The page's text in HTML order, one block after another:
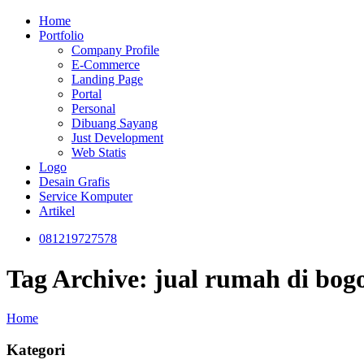
Home
Portfolio
Company Profile
E-Commerce
Landing Page
Portal
Personal
Dibuang Sayang
Just Development
Web Statis
Logo
Desain Grafis
Service Komputer
Artikel
081219727578
Tag Archive: jual rumah di
Home
Kategori